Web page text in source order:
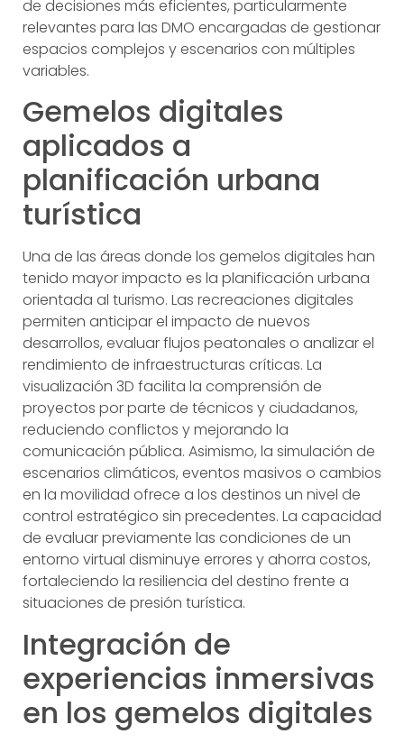
de decisiones más eficientes, particularmente
relevantes para las DMO encargadas de gestionar
espacios complejos y escenarios con múltiples
variables.
Gemelos digitales
aplicados a
planificación urbana
turística
Una de las áreas donde los gemelos digitales han
tenido mayor impacto es la planificación urbana
orientada al turismo. Las recreaciones digitales
permiten anticipar el impacto de nuevos
desarrollos, evaluar flujos peatonales o analizar el
rendimiento de infraestructuras críticas. La
visualización 3D facilita la comprensión de
proyectos por parte de técnicos y ciudadanos,
reduciendo conflictos y mejorando la
comunicación pública. Asimismo, la simulación de
escenarios climáticos, eventos masivos o cambios
en la movilidad ofrece a los destinos un nivel de
control estratégico sin precedentes. La capacidad
de evaluar previamente las condiciones de un
entorno virtual disminuye errores y ahorra costos,
fortaleciendo la resiliencia del destino frente a
situaciones de presión turística.
Integración de
experiencias inmersivas
en los gemelos digitales